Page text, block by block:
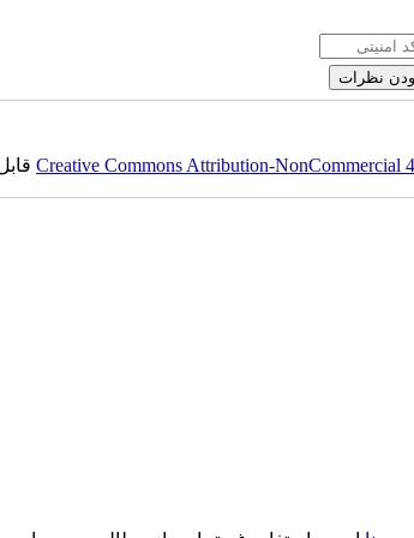
Creative Commons Attribution-NonCommercial